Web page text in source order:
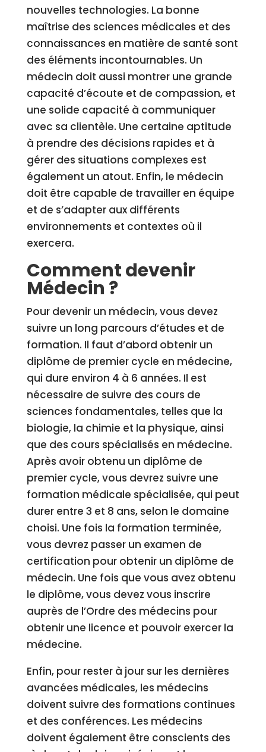
nouvelles technologies. La bonne
maîtrise des sciences médicales et des
connaissances en matière de santé sont
des éléments incontournables. Un
médecin doit aussi montrer une grande
capacité d’écoute et de compassion, et
une solide capacité à communiquer
avec sa clientèle. Une certaine aptitude
à prendre des décisions rapides et à
gérer des situations complexes est
également un atout. Enfin, le médecin
doit être capable de travailler en équipe
et de s’adapter aux différents
environnements et contextes où il
exercera.
Comment devenir
Médecin ?
Pour devenir un médecin, vous devez
suivre un long parcours d’études et de
formation. Il faut d’abord obtenir un
diplôme de premier cycle en médecine,
qui dure environ 4 à 6 années. Il est
nécessaire de suivre des cours de
sciences fondamentales, telles que la
biologie, la chimie et la physique, ainsi
que des cours spécialisés en médecine.
Après avoir obtenu un diplôme de
premier cycle, vous devrez suivre une
formation médicale spécialisée, qui peut
durer entre 3 et 8 ans, selon le domaine
choisi. Une fois la formation terminée,
vous devrez passer un examen de
certification pour obtenir un diplôme de
médecin. Une fois que vous avez obtenu
le diplôme, vous devez vous inscrire
auprès de l’Ordre des médecins pour
obtenir une licence et pouvoir exercer la
médecine.
Enfin, pour rester à jour sur les dernières
avancées médicales, les médecins
doivent suivre des formations continues
et des conférences. Les médecins
doivent également être conscients des